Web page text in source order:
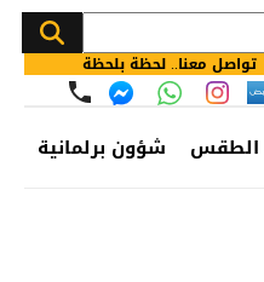
تواصل معنا.. لحظة بلحظة
الطقس شؤون برلمانية